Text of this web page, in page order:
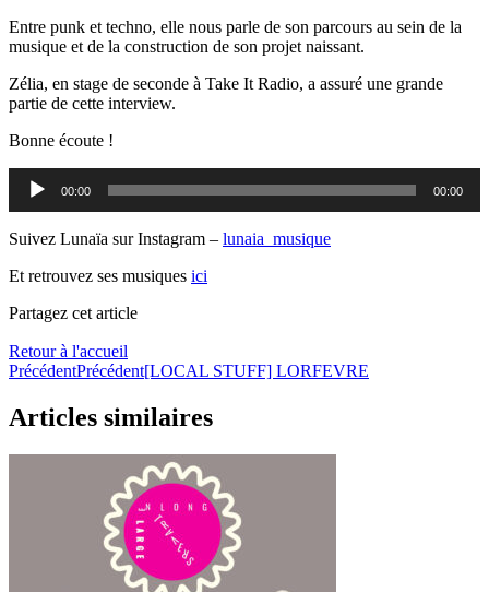
Entre punk et techno, elle nous parle de son parcours au sein de la
musique et de la construction de son projet naissant.
Zélia, en stage de seconde à Take It Radio, a assuré une grande
partie de cette interview.
Bonne écoute !
Lecteur
audio
00:00 00:00
Suivez Lunaïa sur Instagram – lunaia_musique
Et retrouvez ses musiques ici
Partagez cet article
Retour à l'accueil
PrécédentPrécédent[LOCAL STUFF] LORFEVRE
Articles similaires